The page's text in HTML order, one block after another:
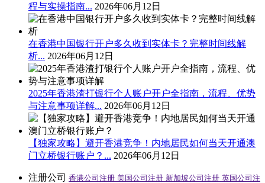
程与实操指南... 2026年06月12日
在香港中国银行开户多久收到实体卡？完整时间线解
析... 2026年06月12日
2025年香港渣打银行个人账户开户全指南，流程、优势
与注意事项详解... 2026年06月12日
【独家攻略】避开香港竞争！内地居民如何当天开通澳
门立桥银行账户？... 2026年06月12日
注册公司 香港公司注册 美国公司注册 新加坡公司注册 英国公司注